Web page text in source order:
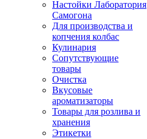
Настойки Лаборатория
Самогона
Для производства и
копчения колбас
Кулинария
Сопутствующие
товары
Очистка
Вкусовые
ароматизаторы
Товары для розлива и
хранения
Этикетки